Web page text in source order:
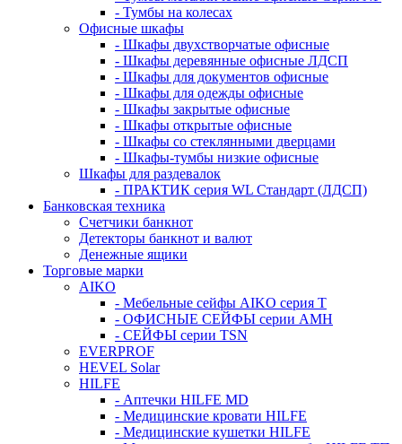
- Тумбы на колесах
Офисные шкафы
- Шкафы двухстворчатые офисные
- Шкафы деревянные офисные ЛДСП
- Шкафы для документов офисные
- Шкафы для одежды офисные
- Шкафы закрытые офисные
- Шкафы открытые офисные
- Шкафы со стеклянными дверцами
- Шкафы-тумбы низкие офисные
Шкафы для раздевалок
- ПРАКТИК серия WL Стандарт (ЛДСП)
Банковская техника
Счетчики банкнот
Детекторы банкнот и валют
Денежные ящики
Торговые марки
AIKO
- Мебельные сейфы AIKO серия Т
- ОФИСНЫЕ СЕЙФЫ серии AMH
- СЕЙФЫ серии TSN
EVERPROF
HEVEL Solar
HILFE
- Аптечки HILFE MD
- Медицинские кровати HILFE
- Медицинские кушетки HILFE